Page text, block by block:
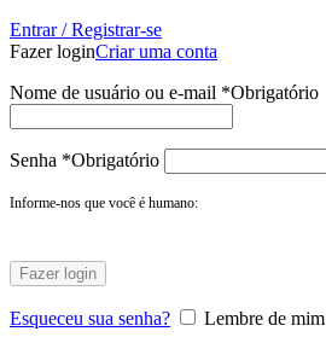
Entrar / Registrar-se
Fazer loginCriar uma conta
Nome de usuário ou e-mail *Obrigatório
Senha *Obrigatório
Informe-nos que você é humano:
Fazer login
Esqueceu sua senha?
Lembre de mim